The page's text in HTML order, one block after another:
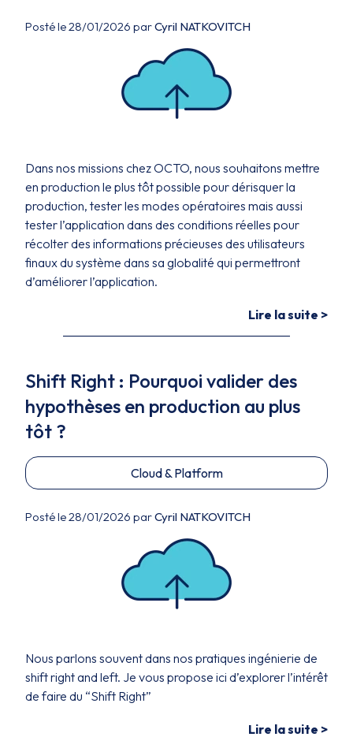
Posté le 28/01/2026 parCyril NATKOVITCH
Dans nos missions chez OCTO, nous souhaitons mettre
en production le plus tôt possible pour dérisquer la
production, tester les modes opératoires mais aussi
tester l’application dans des conditions réelles pour
récolter des informations précieuses des utilisateurs
finaux du système dans sa globalité qui permettront
d’améliorer l’application.
Lire la suite >
Shift Right : Pourquoi valider des
hypothèses en production au plus
tôt ?
Cloud & Platform
Posté le 28/01/2026 parCyril NATKOVITCH
Nous parlons souvent dans nos pratiques ingénierie de
shift right and left. Je vous propose ici d’explorer l’intérêt
de faire du “Shift Right”
Lire la suite >